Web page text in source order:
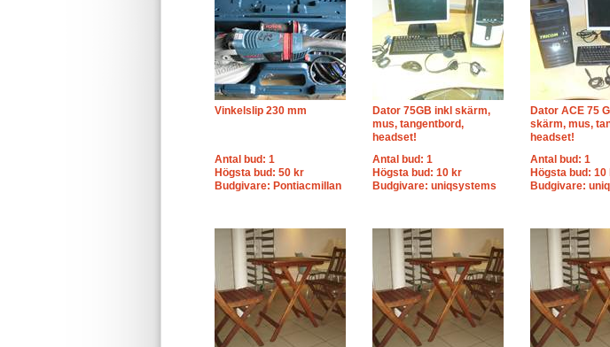
Vinkelslip 230 mm
Antal bud: 1
Högsta bud: 50 kr
Budgivare: Pontiacmillan
Dator 75GB inkl skärm,
mus, tangentbord,
headset!
Antal bud: 1
Högsta bud: 10 kr
Budgivare: uniqsystems
Dator ACE 75
skärm, mus,
headset!
Antal bud: 1
Högsta bud: 10
Budgivare: